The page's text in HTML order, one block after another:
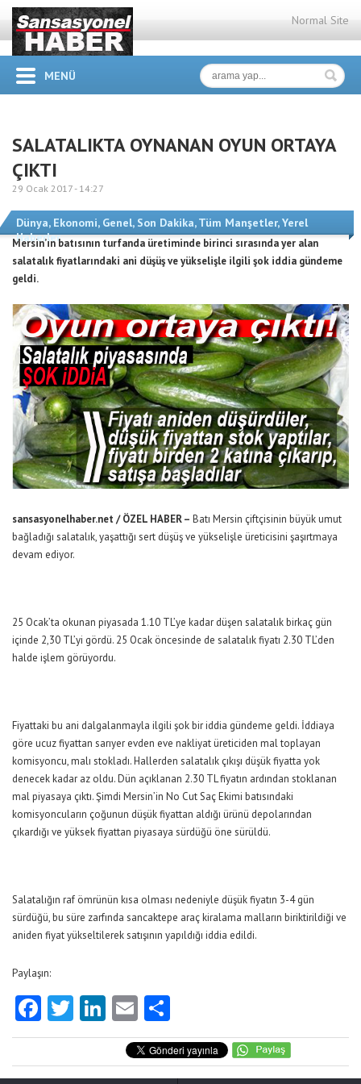
Normal Site
MENÜ
SALATALIKTA OYNANAN OYUN ORTAYA
ÇIKTI
29 Ocak 2017 - 14:27
Dünya, Ekonomi, Genel, Son Dakika,Tüm Manşetler,Yerel
Haberler
Mersin’in batısının turfanda üretiminde birinci sırasında yer alan
salatalık fiyatlarındaki ani düşüş ve yükselişle ilgili şok iddia gündeme
geldi.
sansasyonelhaber.net / ÖZEL HABER – Batı Mersin çiftçisinin büyük umut
bağladığı salatalık, yaşattığı sert düşüş ve yükselişle üreticisini şaşırtmaya
devam ediyor.
25 Ocak’ta okunan piyasada 1.10 TL’ye kadar düşen salatalık birkaç gün
içinde 2,30 TL’yi gördü. 25 Ocak öncesinde de salatalık fiyatı 2.30 TL’den
halde işlem görüyordu.
Fiyattaki bu ani dalgalanmayla ilgili şok bir iddia gündeme geldi. İddiaya
göre ucuz fiyattan sarıyer evden eve nakliyatüreticiden mal toplayan
komisyoncu, malı stokladı. Hallerden salatalık çıkışı düşük fiyatta yok
denecek kadar az oldu. Dün açıklanan 2.30 TL fiyatın ardından stoklanan
mal piyasaya çıktı. Şimdi Mersin’in No Cut Saç Ekimi batısındaki
komisyoncuların çoğunun düşük fiyattan aldığı ürünü depolarından
çıkardığı ve yüksek fiyattan piyasaya sürdüğü öne sürüldü.
Salatalığın raf ömrünün kısa olması nedeniyle düşük fiyatın 3-4 gün
sürdüğü, bu süre zarfında sancaktepe araç kiralama malların biriktirildiği ve
aniden fiyat yükseltilerek satışının yapıldığı iddia edildi.
Paylaşın:
Facebook
Twitter
LinkedIn
Email